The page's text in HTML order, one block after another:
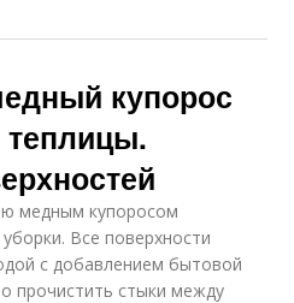
купорос
теплицы.
медным купоросом
Все поверхности
с добавлением бытовой
прочистить стыки между